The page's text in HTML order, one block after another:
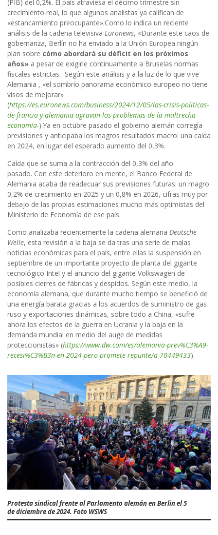
(PIB) del 0,2%. El país atraviesa el décimo trimestre sin
crecimiento real, lo que algunos analistas ya califican de
«estancamiento preocupante».Como lo indica un reciente
análisis de la cadena televisiva Euronews, «Durante este caos de
gobernanza, Berlín no ha enviado a la Unión Europea ningún
plan sobre cómo abordará su déficit en los próximos
años» a pesar de exigirle continuamente a Bruselas normas
fiscales estrictas. Según este análisis y a la luz de lo que vive
Alemania , «el sombrío panorama económico europeo no tiene
visos de mejorar»
(https://es.euronews.com/business/2024/12/05/las-crisis-politicas-
de-francia-y-alemania-agravan-los-problemas-de-la-maltrecha-
economia-).Ya en octubre pasado el gobierno alemán corregía
previsiones y anticipaba los magros resultados macro: una caída
en 2024, en lugar del esperado aumento del 0,3%.
Caída que se suma a la contracción del 0,3% del año
pasado. Con este deterioro en mente, el Banco Federal de
Alemania acaba de readecuar sus previsiones futuras: un magro
0,2% de crecimiento en 2025 y un 0,8% en 2026, cifras muy por
debajo de las propias estimaciones mucho más optimistas del
Ministerio de Economía de ese país.
Como analizaba recientemente la cadena alemana Deutsche
Welle, esta revisión a la baja se da tras una serie de malas
noticias económicas para el país, entre ellas la suspensión en
septiembre de un importante proyecto de planta del gigante
tecnológico Intel y el anuncio del gigante Volkswagen de
posibles cierres de fábricas y despidos. Según este medio, la
economía alemana, que durante mucho tiempo se benefició de
una energía barata gracias a los acuerdos de suministro de gas
ruso y exportaciones dinámicas, sobre todo a China, «sufre
ahora los efectos de la guerra en Ucrania y la baja en la
demanda mundial en medio del auge de medidas
proteccionistas» (https://www.dw.com/es/alemania-prev%C3%A9-
recesi%C3%B3n-en-2024-pero-promete-repunte/a-70449433).
Protesta sindical frente al Parlamento alemán en Berlin el 5
de diciembre de 2024. Foto WSWS